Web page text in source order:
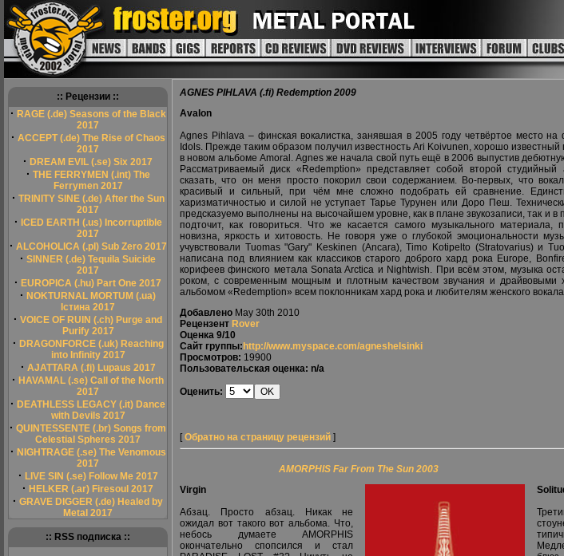
:: Рецензии ::
· RAGE (.de) Seasons of the Black
2017
· ACCEPT (.de) The Rise of Chaos
2017
· DREAM EVIL (.se) Six 2017
· THE FERRYMEN (.int) The
Ferrymen 2017
· TRINITY SINE (.de) After the Sun
2017
· ICED EARTH (.us) Incorruptible
2017
· ALCOHOLICA (.pl) Sub Zero 2017
· SINNER (.de) Tequila Suicide
2017
· EUROPICA (.hu) Part One 2017
· NOKTURNAL MORTUM (.ua)
Істина 2017
· VOICE OF RUIN (.ch) Purge and
Purify 2017
· DRAGONFORCE (.uk) Reaching
into Infinity 2017
· AJATTARA (.fi) Lupaus 2017
· HAVAMAL (.se) Call of the North
2017
· DEATHLESS LEGACY (.it) Dance
with Devils 2017
· QUINTESSENTE (.br) Songs from
Celestial Spheres 2017
· NIGHTRAGE (.se) The Venomous
2017
· LIVE SIN (.se) Follow Me 2017
· HELKER (.ar) Firesoul 2017
· GRAVE DIGGER (.de) Healed by
Metal 2017
:: RSS подписка ::
AGNES PIHLAVA (.fi) Redemption 2009
Avalon
Agnes Pihlava – финская вокалистка, занявшая в 2005 году четвёртое место на
Idols. Прежде таким образом получил известность Ari Koivunen, хорошо
в новом альбоме Amoral. Agnes же начала свой путь ещё в 2006 выпустив
Рассматриваемый диск «Redemption» представляет собой второй
сказать, что он меня просто покорил свои содержанием. Во-первых, что
красивый и сильный, при чём мне сложно подобрать ей сравнение.
харизматичностью и силой не уступает Тарье Турунен или Доро Пеш.
предсказуемо выполнены на высочайшем уровне, как в плане звукозаписи, так и в
подточит, как говориться. Что же касается самого музыкального материала,
новизна, яркость и хитовость. Не говоря уже о глубокой эмоциональности
учувствовали Tuomas "Gary" Keskinen (Ancara), Timo Kotipelto (Stratovarius) и
написана под влиянием как классиков старого доброго хард рока Europe,
корифеев финского метала Sonata Arctica и Nightwish. При всём этом, музыка
роком, с современным мощным и плотным качеством звучания и
альбомом «Redemption» всем поклонникам хард рока и любителям женского
Добавлено May 30th 2010
Рецензент Rover
Оценка 9/10
Сайт группы: http://www.myspace.com/agneshelsinki
Просмотров: 19900
Пользовательская оценка: n/a
Оценить:
[Обратно на страницу рецензий ]
AMORPHIS Far From The Sun 2003
Virgin
Абзац. Просто абзац. Никак не
ожидал вот такого вот альбома. Что,
небось думаете AMORPHIS
окончательно спопсился и стал